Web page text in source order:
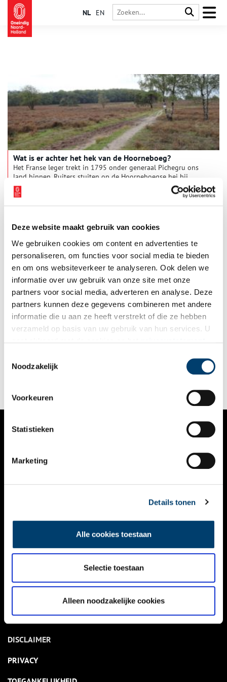
Deze website maakt gebruik van cookies
We gebruiken cookies om content en advertenties te
personaliseren, om functies voor social media te bieden
en om ons websiteverkeer te analyseren. Ook delen we
informatie over uw gebruik van onze site met onze
partners voor social media, adverteren en analyse. Deze
partners kunnen deze gegevens combineren met andere
informatie die u aan ze heeft verstrekt of die ze hebben
verzameld op basis van uw gebruik van hun services. U
Noodzakelijk
Voorkeuren
Statistieken
Marketing
Details tonen
Alle cookies toestaan
Selectie toestaan
Alleen noodzakelijke cookies
NL EN
Wat is er achter het hek van de Hoorneboeg?
Het Franse leger trekt in 1795 onder generaal Pichegru ons
land binnen. Ruiters stuiten op de Hoorneboegse hei bij
Hilversum op een dreigend jachtslot. Gevaar?
Eetcultuur bij de Jonkheren Van Loon
Museum Van Loon is het woonhuis van de Amsterdamse
regentenfamilie Van Loon. In 1884 werd het huis Keizersgracht
kersverse echtgenote Thora Egidius. Mede als herinnering aan
zijn grootouders besloot Jonkheer Maurits van Loon in 1973
NIEUWS
KALENDER
ACTIVITEITEN
NIEUWSBRIEF
DISCLAIMER
PRIVACY